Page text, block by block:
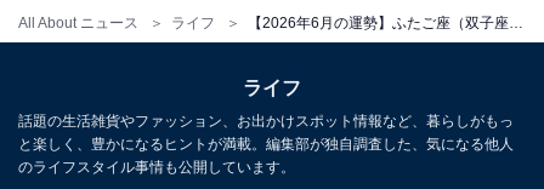
All About ニュース ライフ
ライフ
話題の生活雑貨やファッション、お出かけスポット情報など、暮らしがもっ
と楽しく、豊かになるヒントが満載。編集部が独自調査した、気になる他人
のライフスタイル事情も公開しています。